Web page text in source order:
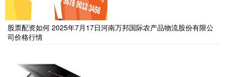
股票配资如何 2025年7月17日河南万邦国际农产品物流股份有限公
司价格行情